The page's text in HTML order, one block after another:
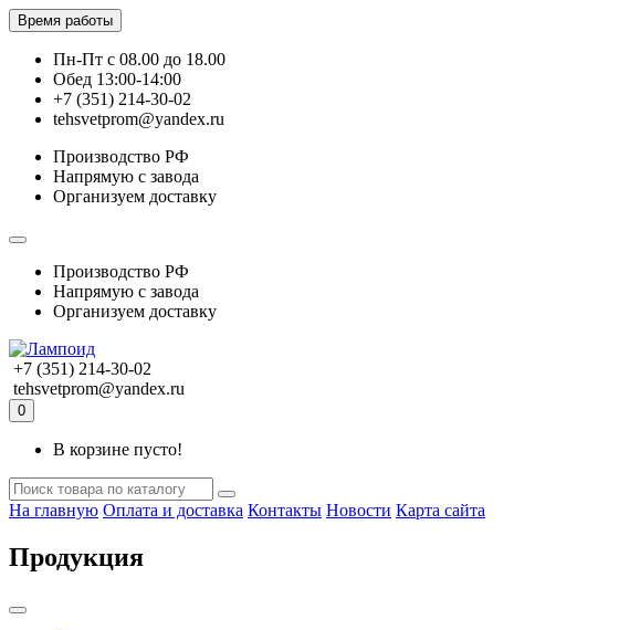
Время работы
Пн-Пт с 08.00 до 18.00
Обед 13:00-14:00
+7 (351) 214-30-02
tehsvetprom@yandex.ru
Производство РФ
Напрямую с завода
Организуем доставку
Производство РФ
Напрямую с завода
Организуем доставку
+7 (351) 214-30-02
tehsvetprom@yandex.ru
0
В корзине пусто!
На главную Оплата и доставка Контакты Новости Карта сайта
Продукция